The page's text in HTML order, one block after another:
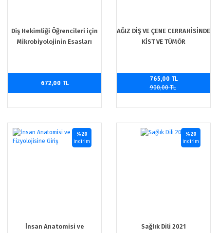
Diş Hekimliği Öğrencileri için
Mikrobiyolojinin Esasları
672,00 TL
AĞIZ DİŞ VE ÇENE CERRAHİSİNDE
KİST VE TÜMÖR
765,00 TL
900,00 TL
İnsan Anatomisi ve
%20
indirim
Sağlık Dili 2021
%20
indirim